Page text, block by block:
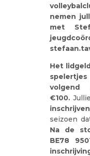
nemen
met
Het
volgend
€100.
inschrijven
seizoen
Na de
BE78